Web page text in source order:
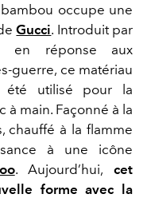
occupe une
Gucci. Introduit par
en réponse aux
guerre, ce matériau
été utilisé pour la
main. Façonné à la
chauffé à la flamme
à une icône
. Aujourd’hui,cet
forme avec la